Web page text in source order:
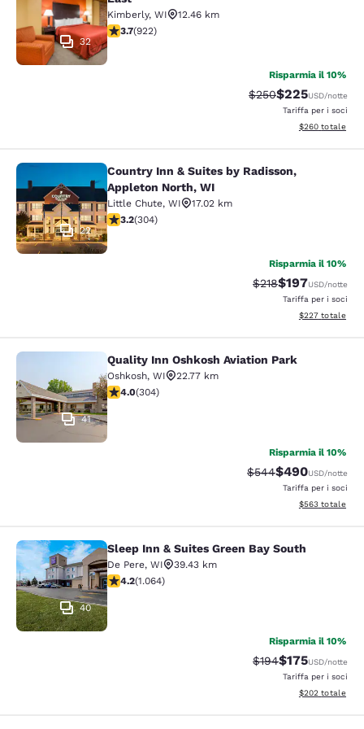
32
Kimberly, WI
12.46 km
Valutazione di 3.74 stelle. Buono. 922 recensioni
3.7(922)
Risparmia il 10%
Tariffa di barratura:
$250Tariffa
$225USD/notte
Tariffa per i soci
Visualizza i
$260 totale
Country Inn & Suites by Radisson,
22
Country Inn & Suites by Radisson,
Appleton North, WI
Little Chute, WI
17.02 km
Valutazione di 3.24 stelle. Buono. 304 recensioni
3.2(304)
Risparmia il 10%
Tariffa di barratura:
$218Tariffa
$197USD/notte
Tariffa per i soci
Visualizza i
$227 totale
Quality Inn Oshkosh Aviation Park
41
Quality Inn Oshkosh Aviation Park
Oshkosh, WI
22.77 km
Valutazione di 4.01 stelle. Molto buono. 304 recensioni
4.0(304)
Risparmia il 10%
Tariffa di barratura:
$544Tariffa
$490USD/notte
Tariffa per i soci
Visualizza i
$563 totale
Sleep Inn & Suites Green Bay South
40
Sleep Inn & Suites Green Bay South
De Pere, WI
39.43 km
Valutazione di 4.2 stelle. Ottimo. 1064 recensioni
4.2(1.064)
Risparmia il 10%
Tariffa di barratura:
$194Tariffa
$175USD/notte
Tariffa per i soci
Visualizza i
$202 totale